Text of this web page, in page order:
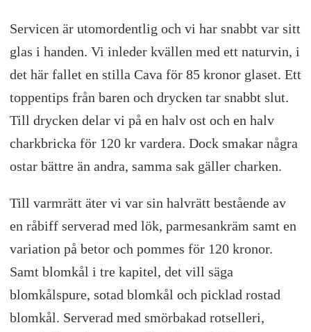
Servicen är utomordentlig och vi har snabbt var sitt
glas i handen. Vi inleder kvällen med ett naturvin, i
det här fallet en stilla Cava för 85 kronor glaset. Ett
toppentips från baren och drycken tar snabbt slut.
Till drycken delar vi på en halv ost och en halv
charkbricka för 120 kr vardera. Dock smakar några
ostar bättre än andra, samma sak gäller charken.
Till varmrätt äter vi var sin halvrätt bestående av
en råbiff serverad med lök, parmesankräm samt en
variation på betor och pommes för 120 kronor.
Samt blomkål i tre kapitel, det vill säga
blomkålspure, sotad blomkål och picklad rostad
blomkål. Serverad med smörbakad rotselleri,